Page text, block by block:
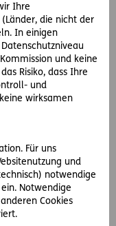
Ihre
die nicht der
In einigen
und keine
Risiko, dass Ihre
und
wirksamen
Für uns
und
notwendige
Notwendige
Cookies
erhalten, mit der
Sie skeptisch.
zweites oder ein
gelöscht oder
Fall sein.
noch in Ihrer
Konto gibt. Ist das
ein E-Mail ans
Sie die Anfrage
wenn Sie Ihre